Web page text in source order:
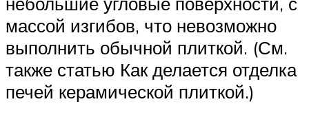
массой изгибов, что невозможно
выполнить обычной плиткой. (См.
также статью Как делается отделка
печей керамической плиткой.)